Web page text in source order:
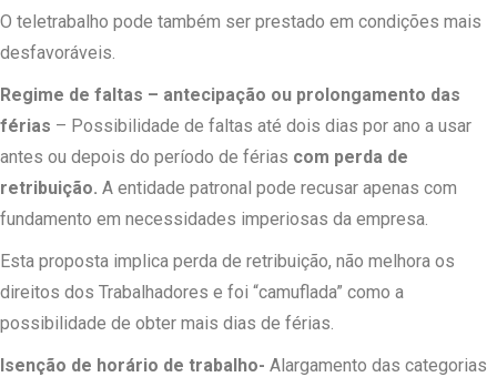
O teletrabalho pode também ser prestado em condições mais
desfavoráveis.
Regime de faltas – antecipação ou prolongamento das
férias – Possibilidade de faltas até dois dias por ano a usar
antes ou depois do período de férias com perda de
retribuição. A entidade patronal pode recusar apenas com
fundamento em necessidades imperiosas da empresa.
Esta proposta implica perda de retribuição, não melhora os
direitos dos Trabalhadores e foi “camuflada” como a
possibilidade de obter mais dias de férias.
Isenção de horário de trabalho- Alargamento das categorias